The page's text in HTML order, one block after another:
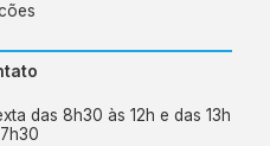
das 8h30 às 12h e das 13h